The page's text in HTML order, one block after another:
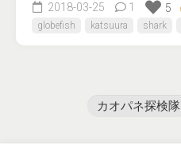
2018-03-25 1 5
globefish katsuura shark
カオパネ探検隊